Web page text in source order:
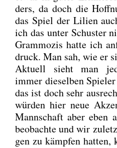
ders, da doch die
das Spiel der Lili­en
ich das unter Schus­ter
Gram­mo­zis hat­te ich
druck. Man sah, wie er
Aktu­ell sieht man
immer die­sel­ben
das ist doch sehr
wür­den hier neue
Mann­schaft aber eben
beob­ach­te und wir
gen zu kämp­fen